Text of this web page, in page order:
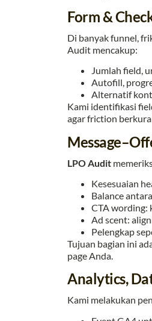
Form &
Di banyak funnel,
Audit mencakup:
Jumlah field,
Autofill,
Alternatif
Kami identifikasi
agar friction
LPO Audit
Kesesuaian
Balance
CTA wording:
Ad scent:
Pelengkap
Tujuan bagian ini
page Anda.
Analytics,
Kami melakukan